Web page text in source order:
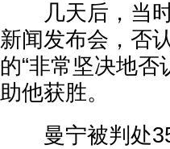
几天后，当时
新闻发布会，否
的“非常坚决地
助他获胜。
曼宁被判处35